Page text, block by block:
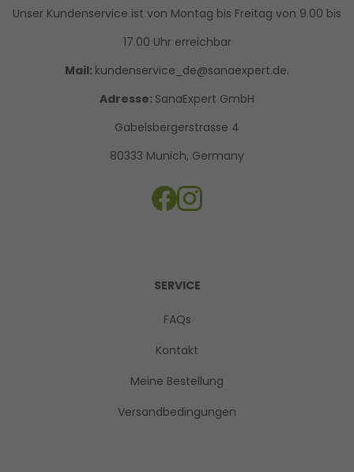
Unser Kundenservice ist von Montag bis Freitag von 9.00 bis
17.00 Uhr erreichbar
Mail: kundenservice_de@sanaexpert.de.
Adresse: SanaExpert GmbH
Gabelsbergerstrasse 4
80333 Munich, Germany
SERVICE
FAQs
Kontakt
Meine Bestellung
Versandbedingungen